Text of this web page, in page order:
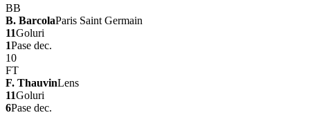
BB
B. BarcolaParis Saint Germain
11Goluri
1Pase dec.
10
FT
F. ThauvinLens
11Goluri
6Pase dec.